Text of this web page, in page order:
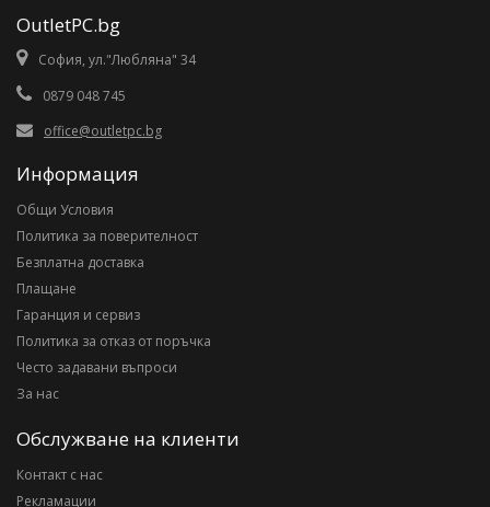
OutletPC.bg
София, ул."Любляна" 34
0879 048 745
office@outletpc.bg
Информация
Общи Условия
Политика за поверителност
Безплатна доставка
Плащане
Гаранция и сервиз
Политика за отказ от поръчка
Често задавани въпроси
За нас
Обслужване на клиенти
Контакт с нас
Рекламации